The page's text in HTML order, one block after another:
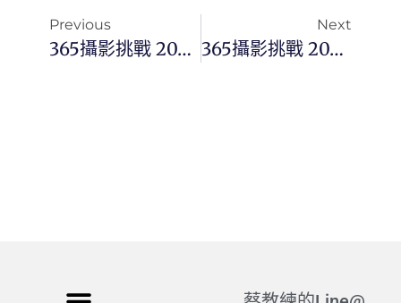
Previous
365攝影挑戰 20230901(五) 244/365 Day2781
Next
365攝影挑戰 20230903(日) 246/365 Day2783